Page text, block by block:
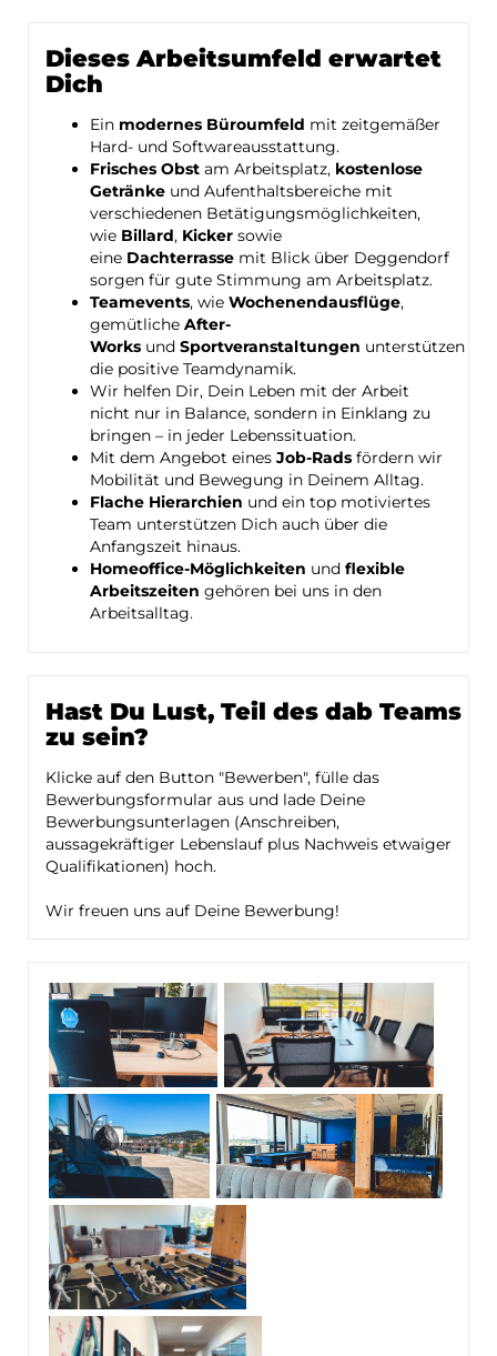
Dieses Arbeitsumfeld erwartet
Dich
Ein modernes Büroumfeld mit zeitgemäßer
Hard- und Softwareausstattung.
Frisches Obst am Arbeitsplatz, kostenlose
Getränke und Aufenthaltsbereiche mit
verschiedenen Betätigungsmöglichkeiten,
wie Billard, Kicker sowie
eine Dachterrasse mit Blick über Deggendorf
sorgen für gute Stimmung am Arbeitsplatz.
Teamevents, wie Wochenendausflüge,
gemütliche After-
Works und Sportveranstaltungen unterstützen
die positive Teamdynamik.
Wir helfen Dir, Dein Leben mit der Arbeit
nicht nur in Balance, sondern in Einklang zu
bringen – in jeder Lebenssituation.
Mit dem Angebot eines Job-Rads fördern wir
Mobilität und Bewegung in Deinem Alltag.
Flache Hierarchien und ein top motiviertes
Team unterstützen Dich auch über die
Anfangszeit hinaus.
Homeoffice-Möglichkeiten und flexible
Arbeitszeiten gehören bei uns in den
Arbeitsalltag.
Hast Du Lust, Teil des dab Teams
zu sein?
Klicke auf den Button "Bewerben", fülle das
Bewerbungsformular aus und lade Deine
Bewerbungsunterlagen (Anschreiben,
aussagekräftiger Lebenslauf plus Nachweis etwaiger
Qualifikationen) hoch.
Wir freuen uns auf Deine Bewerbung!